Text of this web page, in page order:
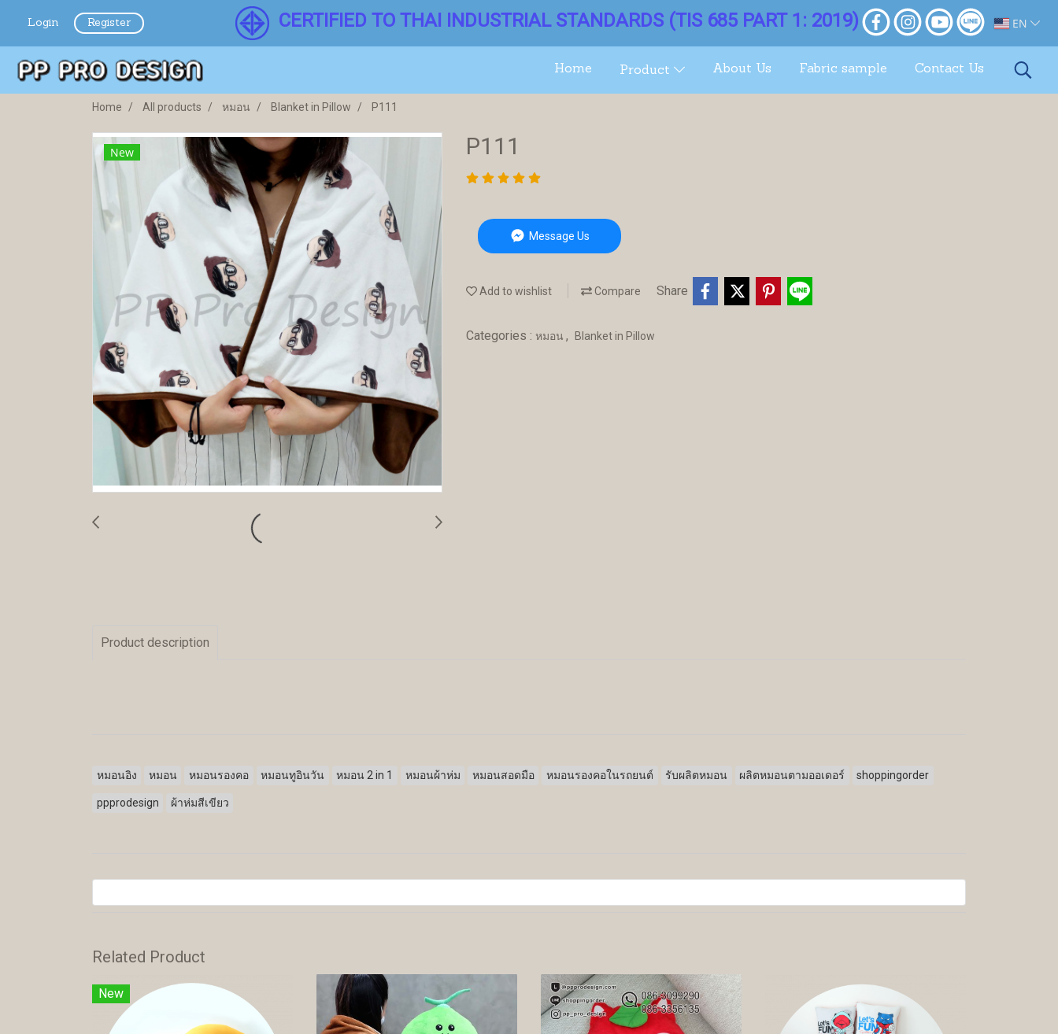
Login Register CERTIFIED TO THAI INDUSTRIAL STANDARDS (TIS 685 PART 1: 2019) EN
Home Product About Us Fabric sample Contact Us
Home All products หมอน Blanket in Pillow P111
New P111
Message Us
Add to wishlist Compare Share
Categories : หมอน , Blanket in Pillow
Product description
หมอนอิง หมอน หมอนรองคอ หมอนทูอินวัน หมอน 2 in 1 หมอนผ้าห่ม หมอนสอดมือ หมอนรองคอในรถยนต์ รับผลิตหมอน ผลิตหมอนตามออเดอร์ shoppingorder
ppprodesign ผ้าห่มสีเขียว
Related Product
New